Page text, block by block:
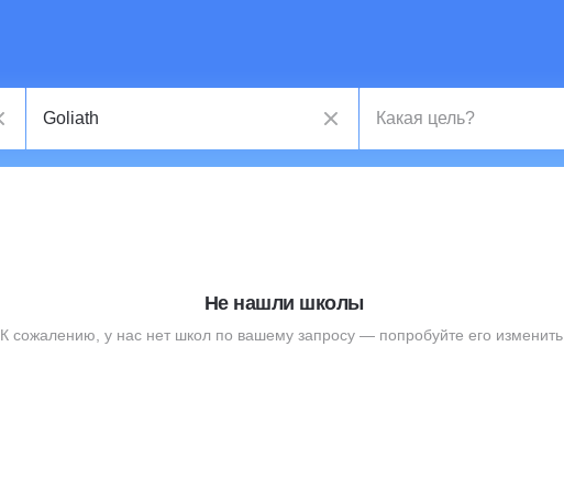
Не нашли школы
К сожалению, у нас нет школ по вашему запросу — попробуйте его изменить.